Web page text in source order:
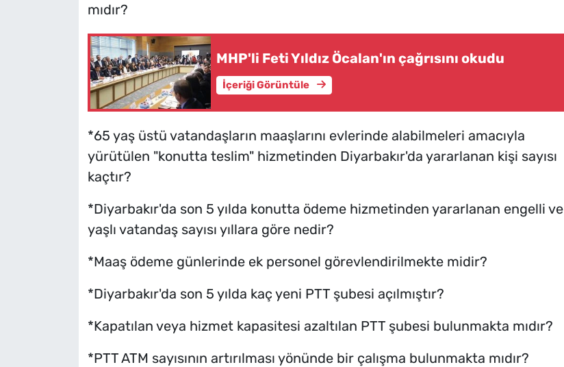
mıdır?
MHP'li Feti Yıldız Öcalan'ın çağrısını okudu
İçeriği Görüntüle
*65 yaş üstü vatandaşların maaşlarını evlerinde alabilmeleri amacıyla
yürütülen "konutta teslim" hizmetinden Diyarbakır'da yararlanan kişi sayısı
kaçtır?
*Diyarbakır'da son 5 yılda konutta ödeme hizmetinden yararlanan engelli ve
yaşlı vatandaş sayısı yıllara göre nedir?
*Maaş ödeme günlerinde ek personel görevlendirilmekte midir?
*Diyarbakır'da son 5 yılda kaç yeni PTT şubesi açılmıştır?
*Kapatılan veya hizmet kapasitesi azaltılan PTT şubesi bulunmakta mıdır?
*PTT ATM sayısının artırılması yönünde bir çalışma bulunmakta mıdır?